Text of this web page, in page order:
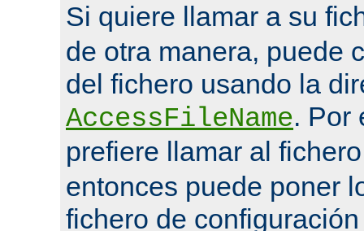
Si quiere llamar a su
de otra manera, puede
del fichero usando la
AccessFileName. Por
prefiere llamar al
entonces puede poner
fichero de